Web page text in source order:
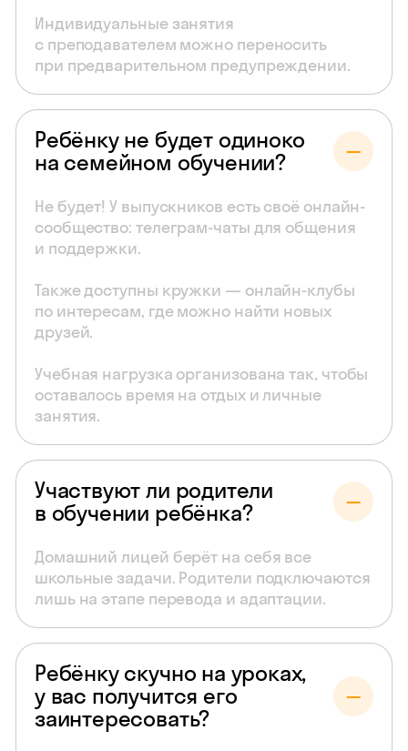
Индивидуальные занятия
с преподавателем можно переносить
при предварительном предупреждении.
Ребёнку не будет одиноко
на семейном обучении?
Не будет! У выпускников есть своё онлайн-
сообщество: телеграм-чаты для общения
и поддержки.
Также доступны кружки — онлайн-клубы
по интересам, где можно найти новых
друзей.
Учебная нагрузка организована так, чтобы
оставалось время на отдых и личные
занятия.
Участвуют ли родители
в обучении ребёнка?
Домашний лицей берёт на себя все
школьные задачи. Родители подключаются
лишь на этапе перевода и адаптации.
Ребёнку скучно на уроках,
у вас получится его
заинтересовать?